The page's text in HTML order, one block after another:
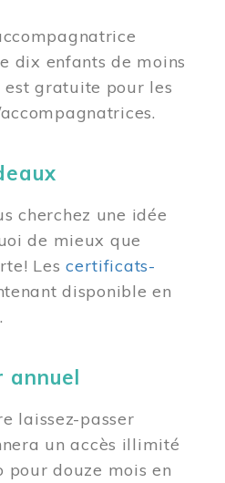
dix enfants de moins
est gratuite pour les
cherchez une idée
de mieux que
Lescertificats-
disponible en
annuel
laissez-passer
un accès illimité
pour douze mois en